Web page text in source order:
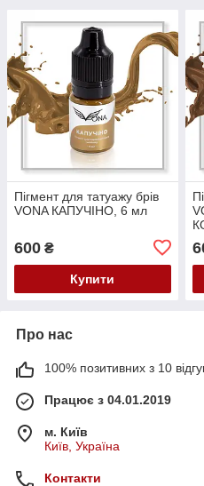
Пігмент для татуажу брів
VONA КАПУЧІНО, 6 мл
600 ₴
Купити
Про нас
100% позитивних з 10
Працює з 04.01.2019
м. Київ
Київ, Україна
Контакти